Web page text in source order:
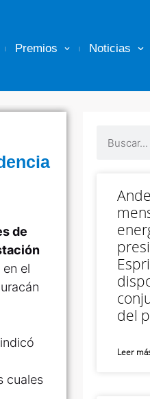
Premios Noticias
de
el
cuales
del
Leer